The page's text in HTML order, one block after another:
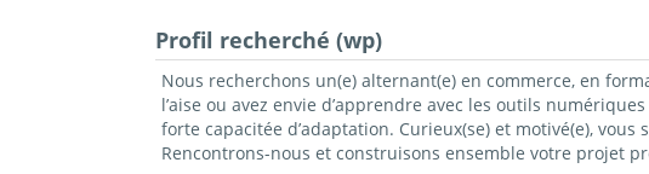
Profil recherché (wp)
Nous recherchons un(e) alternant(e) en commerce, en
l’aise ou avez envie d’apprendre avec les outils
forte capacitée d’adaptation. Curieux(se) et motivé(e),
Rencontrons-nous et construisons ensemble votre projet